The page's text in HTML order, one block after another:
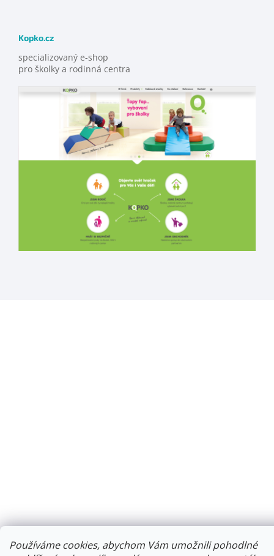
Používáme cookies, abychom Vám umožnili pohodlné
Kopko.cz
specializovaný e-shop
pro školky a rodinná centra